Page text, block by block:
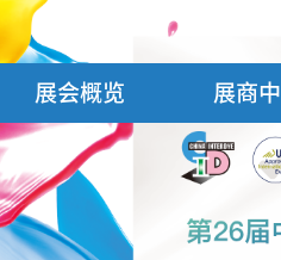
展会概览 展商